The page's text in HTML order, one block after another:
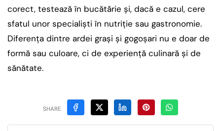
corect, testează în bucătărie și, dacă e cazul, cere
sfatul unor specialiști în nutriție sau gastronomie.
Diferența dintre ardei grași și gogoșari nu e doar de
formă sau culoare, ci de experiență culinară și de
sănătate.
SHARE